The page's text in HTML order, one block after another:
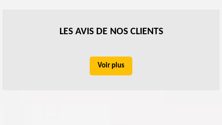
LES AVIS DE NOS CLIENTS
Voir plus